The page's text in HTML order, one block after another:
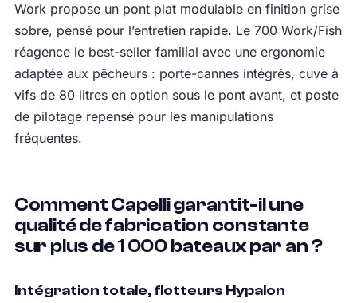
Work propose un pont plat modulable en finition grise
sobre, pensé pour l’entretien rapide. Le 700 Work/Fish
réagence le best-seller familial avec une ergonomie
adaptée aux pêcheurs : porte-cannes intégrés, cuve à
vifs de 80 litres en option sous le pont avant, et poste
de pilotage repensé pour les manipulations
fréquentes.
Comment Capelli garantit-il une
qualité de fabrication constante
sur plus de 1 000 bateaux par an ?
Intégration totale, flotteurs Hypalon